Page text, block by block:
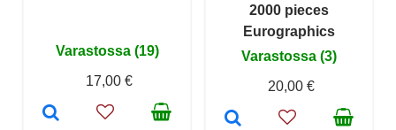
Varastossa (19)
17,00 €
2000 pieces
Eurographics
Varastossa (3)
20,00 €